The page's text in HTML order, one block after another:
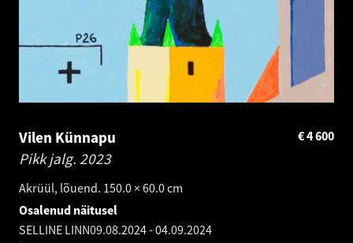
Vilen Künnapu
Pikk jalg. 2023
Akrüül, lõuend. 150.0 × 60.0 cm
4 600
€
Osalenud näitusel
SELLINE LINN09.08.2024-04.09.2024